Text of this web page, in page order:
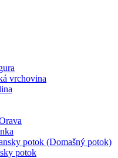
vrchovina
potok (Domašný potok)
potok